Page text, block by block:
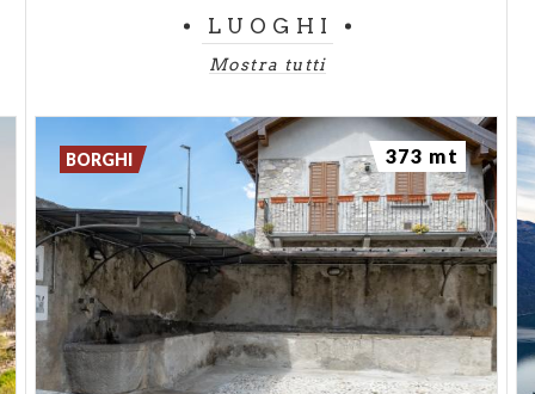
LUOGHI
Mostra tutti
BORGHI 373 mt